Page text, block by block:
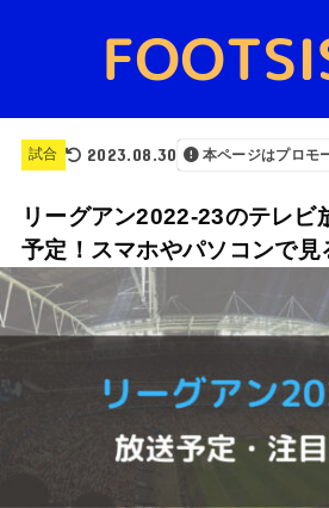
試合 2023.08.30 本ページはプロモ
リーグアン2022-23のテレビ
予定！スマホやパソコンで見